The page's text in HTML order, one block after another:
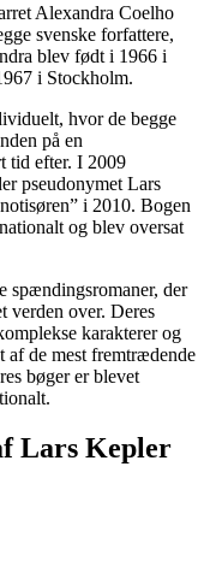
Alexandra Coelho
svenske forfattere,
blev født i 1966 i
i Stockholm.
hvor de begge
på en
tid efter. I 2009
pseudonymet Lars
i 2010. Bogen
og blev oversat
spændingsromaner, der
verden over. Deres
karakterer og
af de mest fremtrædende
bøger er blevet
Lars Kepler